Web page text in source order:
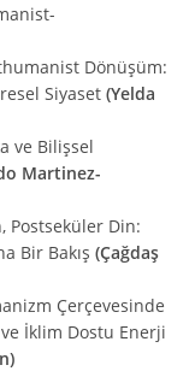
Dönüşüm:
Siyaset(Yelda
ve Bilişsel
Martinez-
Postseküler Din:
Bir Bakış(Çağdaş
Çerçevesinde
İklim Dostu Enerji